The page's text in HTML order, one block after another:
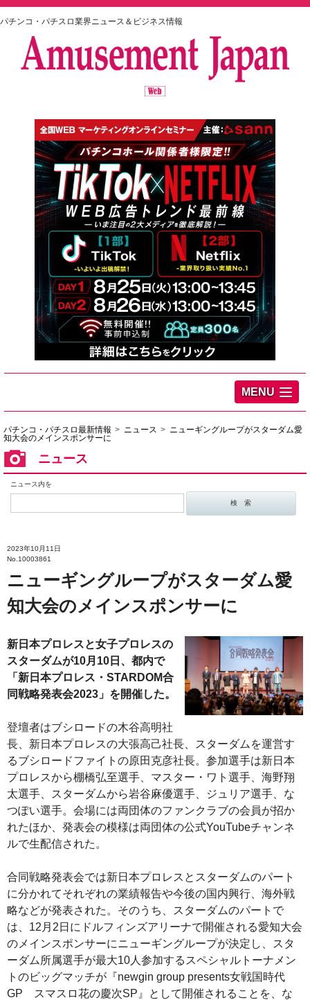
パチンコ・パチスロ業界ニュース＆ビジネス情報
MENU
パチンコ・パチスロ最新情報 ニュース
ニューギングループがスターダム愛
知大会のメインスポンサーに
ニュース
ニュース内を
2023年10月11日
No.10003861
ニューギングループがスターダム愛
知大会のメインスポンサーに
新日本プロレスと女子プロレスの
スターダムが10月10日、都内で
「新日本プロレス・STARDOM合
同戦略発表会2023」を開催した。
登壇者はブシロードの木谷高明社
長、新日本プロレスの大張高己社長、スターダムを運営す
るブシロードファイトの原田克彦社長。参加選手は新日本
プロレスから棚橋弘至選手、マスター・ワト選手、海野翔
太選手、スターダムから岩谷麻優選手、ジュリア選手、な
つぽい選手。会場には両団体のファンクラブの会員が招か
れたほか、発表会の模様は両団体の公式YouTubeチャンネ
ルで生配信された。
合同戦略発表会では新日本プロレスとスターダムのパート
に分かれてそれぞれの業績報告や今後の国内興行、海外戦
略などが発表された。そのうち、スターダムのパートで
は、12月2日にドルフィンズアリーナで開催される愛知大会
のメインスポンサーにニューギングループが決定し、スタ
ーダム所属選手が最大10人参加するスペシャルトーナメン
トのビッグマッチが『newgin group presents女戦国時代
GP スマスロ花の慶次SP』として開催されることを、な